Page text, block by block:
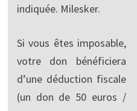
indiquée. Milesker.
Si vous êtes imposable,
votre don bénéficiera
d’une déduction fiscale
(un don de 50 euros /